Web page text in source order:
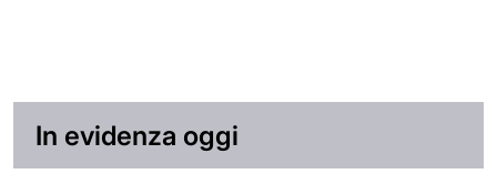
In evidenza oggi